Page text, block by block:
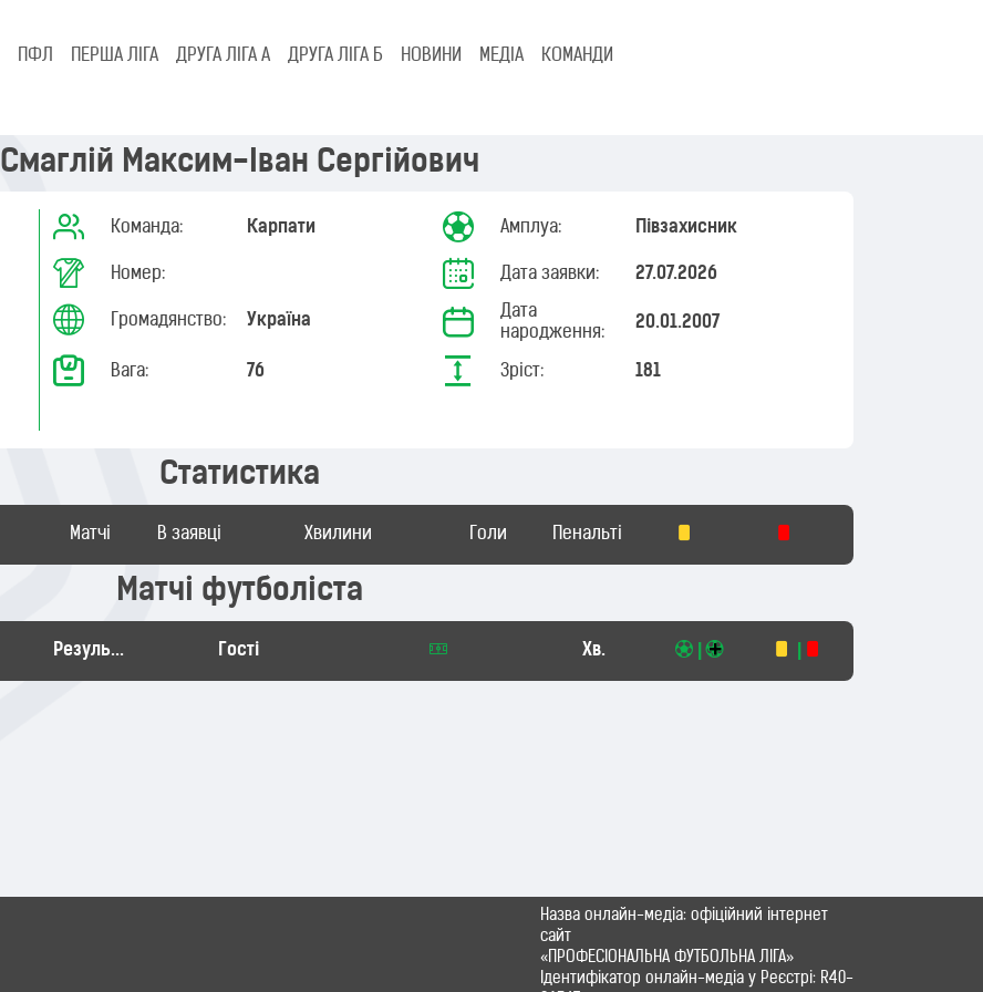
ПФЛ ПЕРША ЛІГА ДРУГА ЛІГА А ДРУГА ЛІГА Б НОВИНИ МЕДІА КОМАНДИ
Смаглій Максим-Іван Сергійович
Команда: Карпати Амплуа: Півзахисник
Номер: Дата заявки: 27.07.2026
Громадянство: Україна
Дата
народження:
20.01.2007
Вага: 76 Зріст: 181
Статистика
Матчі В заявці Хвилини Голи Пенальті
Матчі футболіста
Результат Гості Хв.
Назва онлайн-медіа: офіційний інтернет
сайт
«ПРОФЕСІОНАЛЬНА ФУТБОЛЬНА ЛІГА»
Ідентифікатор онлайн-медіа у Реєстрі: R40-